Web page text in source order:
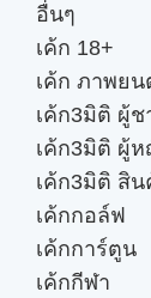
อื่นๆ
เค้ก 18+
เค้ก ภาพย
เค้ก3มิติ ผู้ช
เค้ก3มิติ ผู้
เค้ก3มิติ สิ
เค้กกอล์ฟ
เค้กการ์ตูน
เค้กกีฬา